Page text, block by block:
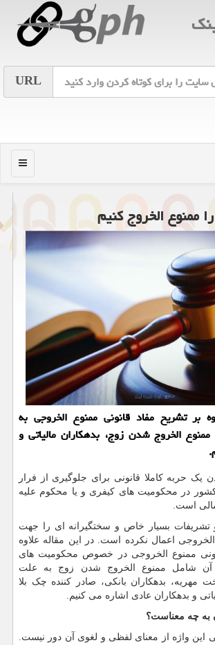
URL
منو
ممنوع الخروج كنیم
بر تشریح مفاد قانونی ممنوع الخروجی به
الخروج شدن زوج، بدهكاران مالیاتی و
یک حربه کاملا قانونی برای جلوگیری از فرار
در محکومیت های کیفری و یا محکوم علیه
است.
تشریفات بسیار خاص و سختگیرانه ای را جهت
اعمال نکرده است. در این مقاله علاوه
ممنوع الخروجی در خصوص محکومیت های
آن شامل ممنوع الخروج شدن زوج به علت
مهریه، بدهکاران بانکی، صادر کننده چک بلا
و بدهکاران عادی اشاره می کنیم.
به چه معناست؟
این واژه از معنای لفظی و لغوی آن دور نیست.